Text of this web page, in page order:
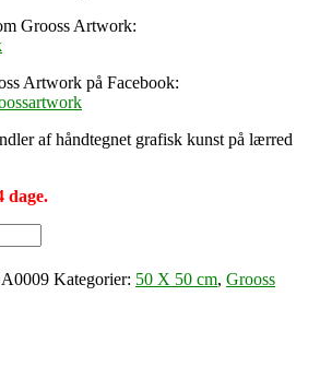
Grooss Artwork:
Artwork på Facebook:
af håndtegnet grafisk kunst på lærred
dage.
Kategorier: 50 X 50 cm, Grooss